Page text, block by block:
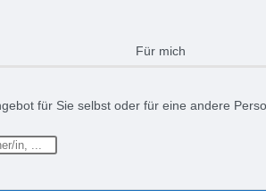
Für mich
für Sie selbst oder für eine andere